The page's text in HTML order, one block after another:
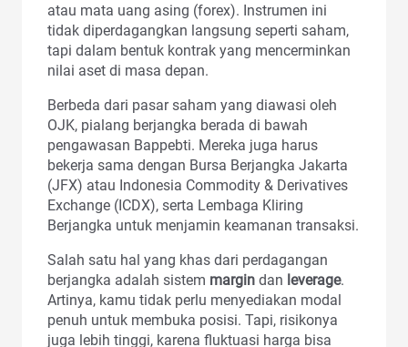
atau mata uang asing (forex). Instrumen ini
tidak diperdagangkan langsung seperti saham,
tapi dalam bentuk kontrak yang mencerminkan
nilai aset di masa depan.
Berbeda dari pasar saham yang diawasi oleh
OJK, pialang berjangka berada di bawah
pengawasan Bappebti. Mereka juga harus
bekerja sama dengan Bursa Berjangka Jakarta
(JFX) atau Indonesia Commodity & Derivatives
Exchange (ICDX), serta Lembaga Kliring
Berjangka untuk menjamin keamanan transaksi.
Salah satu hal yang khas dari perdagangan
berjangka adalah sistem margin dan leverage.
Artinya, kamu tidak perlu menyediakan modal
penuh untuk membuka posisi. Tapi, risikonya
juga lebih tinggi, karena fluktuasi harga bisa